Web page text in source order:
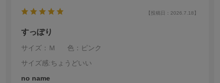
【投稿日：2026.7.18】
すっぽり
サイズ：Ｍ
色：ピンク
サイズ感:ちょうどいい
no name